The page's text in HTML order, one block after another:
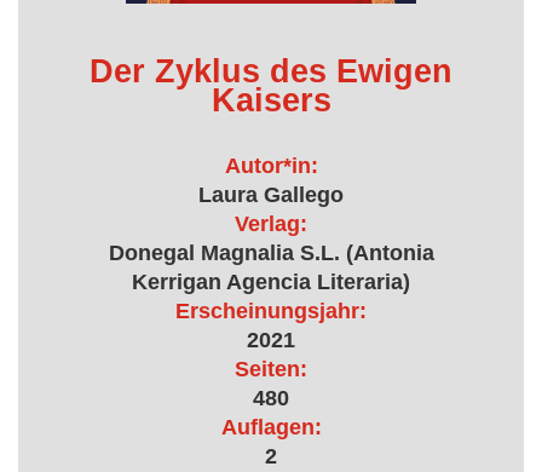
Der Zyklus des Ewigen
Kaisers
Autor*in:
Laura Gallego
Verlag:
Donegal Magnalia S.L. (Antonia
Kerrigan Agencia Literaria)
Erscheinungsjahr:
2021
Seiten:
480
Auflagen:
2